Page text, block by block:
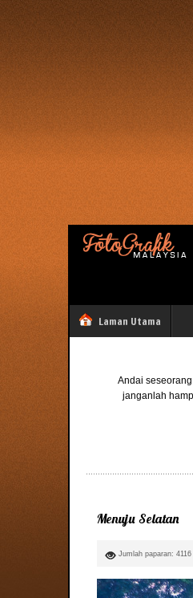
Laman Utama
Andai
janganlah
Menuju Selatan
Jumlah paparan: 4116